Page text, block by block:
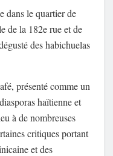
dans le quartier de
de la 182e rue et de
des habichuelas
présenté comme un
haïtienne et
à de nombreuses
critiques portant
et des